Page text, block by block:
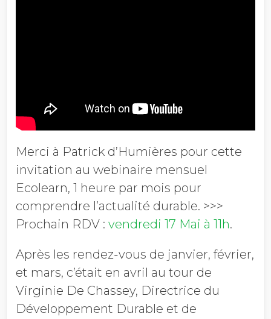
Merci à Patrick d’Humières pour cette
invitation au webinaire mensuel
Ecolearn, 1 heure par mois pour
comprendre l’actualité durable. >>>
Prochain RDV : vendredi 17 Mai à 11h.
Après les rendez-vous de janvier, février,
et mars, c’était en avril au tour de
Virginie De Chassey, Directrice du
Développement Durable et de